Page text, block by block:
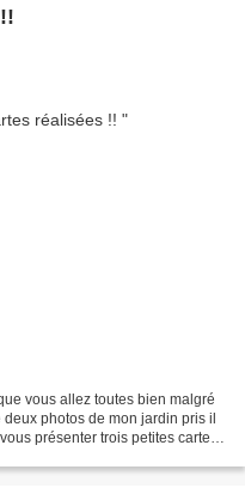
vous allez toutes bien malgré
photos de mon jardin pris il
présenter trois petites cartes